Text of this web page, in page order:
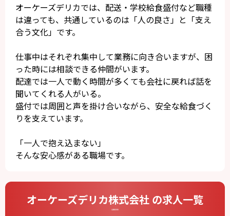
オーケーズデリカでは、配送・学校給食盛付など職種
は違っても、共通しているのは「人の良さ」と「支え
合う文化」です。
仕事中はそれぞれ集中して業務に向き合いますが、困
った時には相談できる仲間がいます。
配達では一人で動く時間が多くても会社に戻れば話を
聞いてくれる人がいる。
盛付では周囲と声を掛け合いながら、安全な給食づく
りを支えています。
「一人で抱え込まない」
そんな安心感がある職場です。
オーケーズデリカ株式会社 の求人一覧
CAREERS